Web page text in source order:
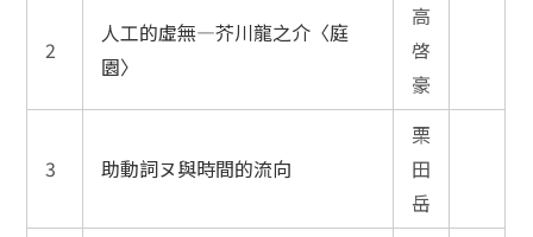
2
人工的虛無—芥川龍之介〈庭
園〉
高
啓
豪
3 助動詞ヌ與時間的流向
栗
田
岳